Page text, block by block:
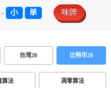
- 小 单 咪牌
台湾28 比特币28
算法 凋零算法